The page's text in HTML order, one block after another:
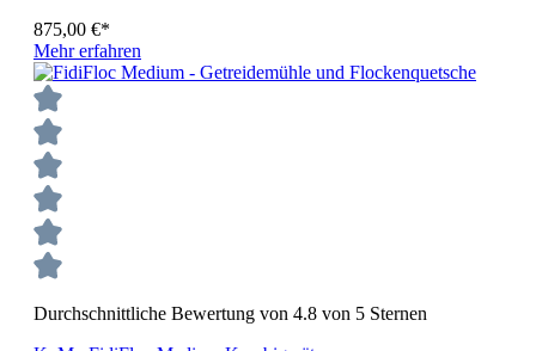
875,00 €*
Mehr erfahren
Durchschnittliche Bewertung von 4.8 von 5 Sternen